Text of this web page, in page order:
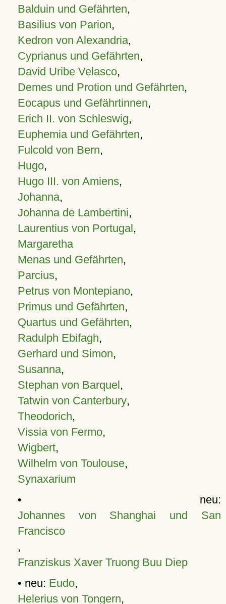
Balduin und Gefährten,
Basilius von Parion,
Kedron von Alexandria,
Cyprianus und Gefährten,
David Uribe Velasco,
Demes und Protion und Gefährten,
Eocapus und Gefährtinnen,
Erich II. von Schleswig,
Euphemia und Gefährten,
Fulcold von Bern,
Hugo,
Hugo III. von Amiens,
Johanna,
Johanna de Lambertini,
Laurentius von Portugal,
Margaretha
Menas und Gefährten,
Parcius,
Petrus von Montepiano,
Primus und Gefährten,
Quartus und Gefährten,
Radulph Ebifagh,
Gerhard und Simon,
Susanna,
Stephan von Barquel,
Tatwin von Canterbury,
Theodorich,
Vissia von Fermo,
Wigbert,
Wilhelm von Toulouse,
Synaxarium
• neu:
Johannes von Shanghai und San
Francisco
,
Franziskus Xaver Truong Buu Diep
• neu: Eudo,
Helerius von Tongern,